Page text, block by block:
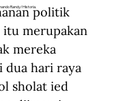
Randy/Historia. politik
itu merupakan
mereka
dua hari raya
sholat ied